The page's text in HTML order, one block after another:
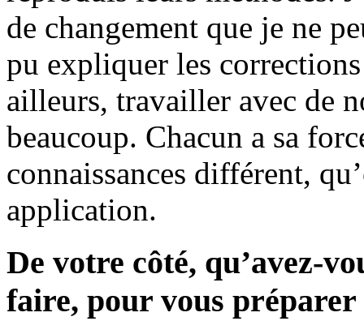
de changement que je ne
pu expliquer les
ailleurs, travailler avec de
beaucoup. Chacun a sa
connaissances différent,
application.
De votre côté, qu’avez-
faire, pour vous